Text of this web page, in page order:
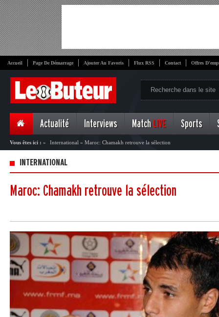
Accueil Page De Démarrage Ajouter Au Favoris Flux RSS Contact Offres
Actualité Interviews Match LIVE Sports
Vous êtes ici : » International » Maroc: Chamakh retrouve la sélection
INTERNATIONAL
Maroc: Chamakh retrouve la sélection